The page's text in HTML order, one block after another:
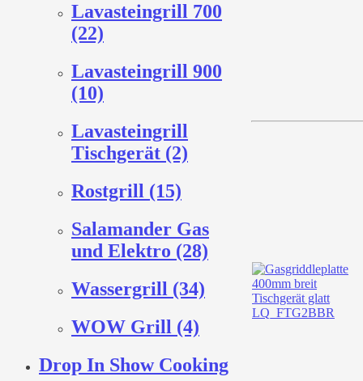
Lavasteingrill 700
(22)
Lavasteingrill 900
(10)
Lavasteingrill
Tischgerät (2)
Rostgrill (15)
Salamander Gas
und Elektro (28)
Wassergrill (34)
WOW Grill (4)
Drop In Show Cooking